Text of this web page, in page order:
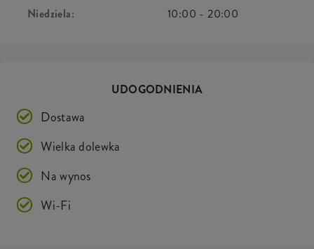
Niedziela:
10:00 -20:00
UDOGODNIENIA
Dostawa
Wielka dolewka
Na wynos
Wi-Fi